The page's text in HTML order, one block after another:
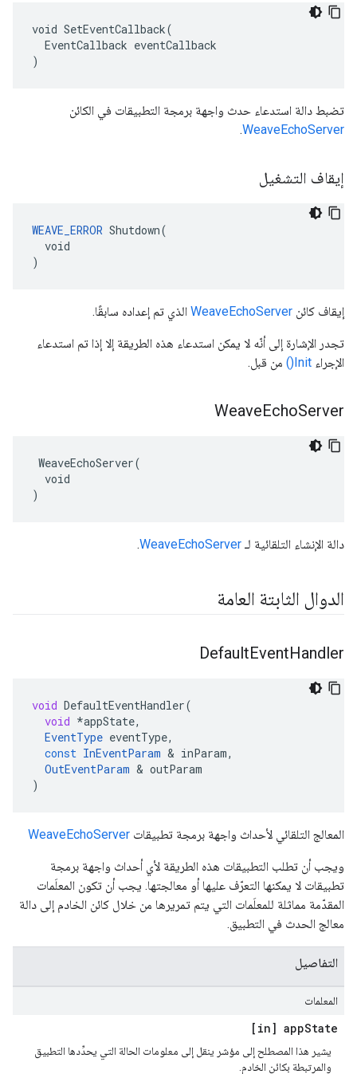
void SetEventCallback(
  EventCallback eventCallback
)
تضبط دالة استدعاء حدث واجهة برمجة التطبيقات في الكائن
WeaveEchoServer
.
إيقاف التشغيل
WEAVE_ERROR Shutdown(
  void
)
إيقاف كائن WeaveEchoServer الذي تم إعداده سابقًا.
تجدر الإشارة إلى أنّه لا يمكن استدعاء هذه الطريقة إلا إذا تم استدعاء
الإجراء Init() من قبل.
WeaveEchoServer
WeaveEchoServer(
  void
)
دالة الإنشاء التلقائية لـ WeaveEchoServer
.
الدوال الثابتة العامة
DefaultEventHandler
void DefaultEventHandler(
void *appState,
EventType eventType,
const InEventParam & inParam,
OutEventParam & outParam
)
المعالج التلقائي لأحداث واجهة برمجة تطبيقات WeaveEchoServer
ويجب أن تطلب التطبيقات هذه الطريقة لأي أحداث واجهة برمجة
تطبيقات لا يمكنها التعرّف عليها أو معالجتها. يجب أن تكون المعلَمات
المقدّمة مماثلة للمعلَمات التي يتم تمريرها من خلال كائن الخادم إلى دالة
معالج الحدث في التطبيق.
التفاصيل
المعلمات
[in] appState
يشير هذا المصطلح إلى مؤشر ينقل إلى معلومات الحالة التي يحدِّدها التطبيق
والمرتبطة بكائن الخادم.